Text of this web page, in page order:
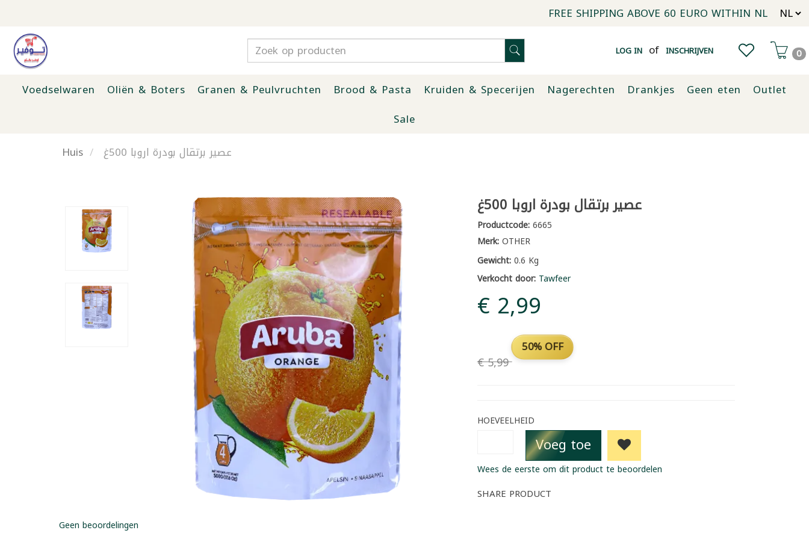
FREE SHIPPING ABOVE 60 EURO WITHIN NL
LOG IN of INSCHRIJVEN 0
Voedselwaren Oliën & Boters Granen & Peulvruchten Brood & Pasta Kruiden & Specerijen Nagerechten Drankjes Geen eten
Outlet
Sale
Huis
عصير برتقال بودرة اروبا 500غ
عصير برتقال بودرة اروبا 500غ
Productcode:6665
Merk:OTHER
Gewicht:0.6 Kg
Verkocht door: Tawfeer
€ 2,99
€ 5,99
50% OFF
HOEVEELHEID
Voeg toe
Wees de eerste om dit product te beoordelen
SHARE PRODUCT
Geen beoordelingen